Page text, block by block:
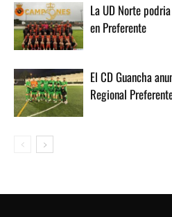
La UD Norte
en Preferente
El CD Guancha
Regional